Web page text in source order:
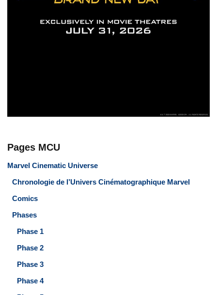
Pages MCU
Marvel Cinematic Universe
Chronologie de l’Univers Cinématographique Marvel
Comics
Phases
Phase 1
Phase 2
Phase 3
Phase 4